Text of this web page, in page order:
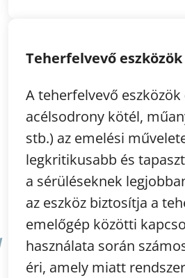
Teherfelvevő
A teherfelvevő
acélsodrony kötél,
stb.) az emelési
legkritikusabb és
a sérüléseknek
az eszköz biztosítja a
emelőgép közötti
használata során
éri, amely miatt